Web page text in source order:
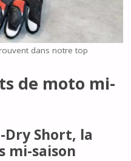
dans notre top
de moto mi-
Dry Short, la
mi-saison